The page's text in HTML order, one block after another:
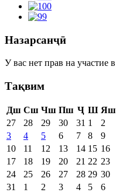
Назарсанҷӣ
У вас нет прав на участие
Тақвим
Дш Сш Чш Пш Ҷ Ш Яш
27
28 29 30 31 1
2
3
4 5 6 7 8
9
10
11 12 13 14 15 16
17
18 19 20 21 22 23
24
25 26 27 28 29 30
31
1 2 3 4 5 6